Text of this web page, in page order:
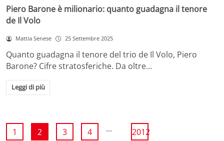
Piero Barone è milionario: quanto guadagna il tenore
de Il Volo
Mattia Senese 25 Settembre 2025
Quanto guadagna il tenore del trio de Il Volo, Piero
Barone? Cifre stratosferiche. Da oltre…
Leggi di più
1 2 3 4 ... 2012